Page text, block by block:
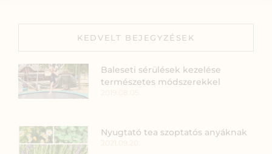
KEDVELT BEJEGYZÉSEK
Baleseti sérülések kezelése
természetes módszerekkel
Nyugtató tea szoptatós anyáknak